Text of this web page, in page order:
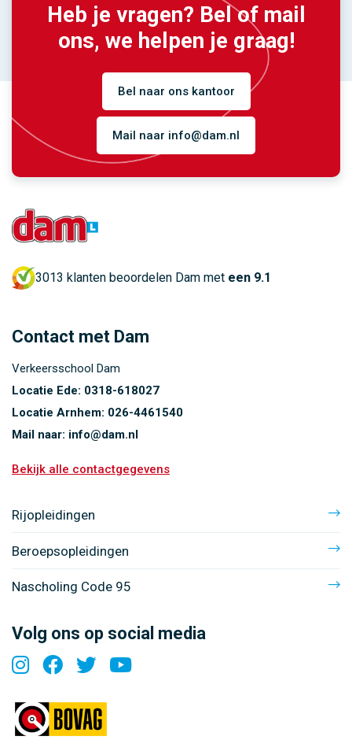
Heb je vragen? Bel of mail
ons, we helpen je graag!
Bel naar ons kantoor
Mail naar info@dam.nl
3013 klanten beoordelen Dam met een 9.1
Contact met Dam
Verkeersschool Dam
Locatie Ede: 0318-618027
Locatie Arnhem: 026-4461540
Mail naar: info@dam.nl
Bekijk alle contactgegevens
Rijopleidingen
Beroepsopleidingen
Nascholing Code 95
Volg ons op social media